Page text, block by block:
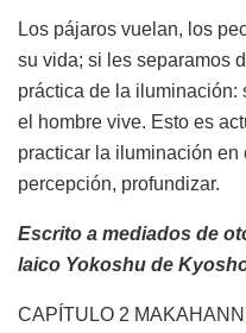
Los pájaros vuelan, los
su vida; si les separamos
práctica de la iluminación:
el hombre vive. Esto es
practicar la iluminación en
percepción, profundizar.
Escrito a mediados de
laico Yokoshu de
CAPÍTULO 2